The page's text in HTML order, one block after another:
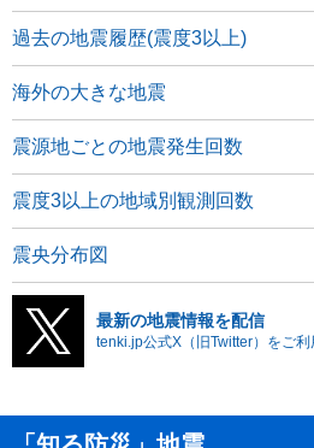
過去の地震履歴(震度3以上)
海外の大きな地震
震源地ごとの地震発生回数
震度3以上の地域別観測回数
震央分布図
最新の地震情報を配信
tenki.jp公式X（旧Twitter）をご利